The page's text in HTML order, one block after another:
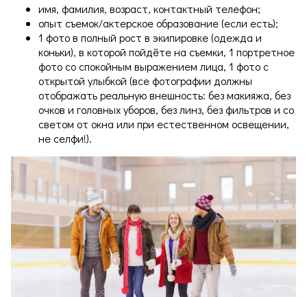
имя, фамилия, возраст, контактный телефон;
опыт съемок/актерское образование (если есть);
1 фото в полный рост в экипировке (одежда и
коньки), в которой пойдёте на съемки, 1 портретное
фото со спокойным выражением лица, 1 фото с
открытой улыбкой (все фотографии должны
отображать реальную внешность: без макияжа, без
очков и головных уборов, без линз, без фильтров и со
светом от окна или при естественном освещении,
не селфи!).